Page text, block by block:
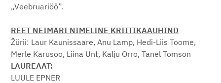
„Veebruariöö”.
REET NEIMARI NIMELINE KRIITIKAAUHIND
Žürii: Laur Kaunissaare, Anu Lamp, Hedi-Liis Toome,
Merle Karusoo, Liina Unt, Kalju Orro, Tanel Tomson
LAUREAAT:
LUULE EPNER